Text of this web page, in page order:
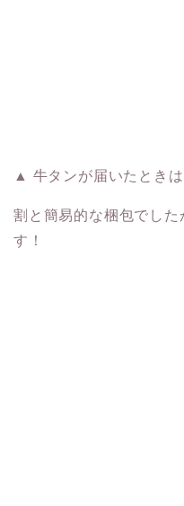
▲ 牛タンが届いたときは
割と簡易的な梱包でした
す！